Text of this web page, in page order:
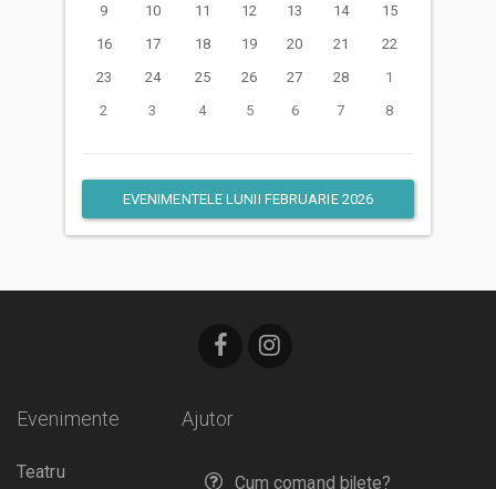
9
10 11 12 13 14
15
16
17 18 19 20 21
22
23
24 25 26 27 28
1
2
3 4 5 6 7 8
EVENIMENTELE LUNII FEBRUARIE 2026
Ajutor
Cum comand bilete?
Evenimente
Teatru